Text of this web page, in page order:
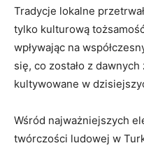
Tradycje lokalne
tylko kulturową
wpływając na
się, co zostało z
kultywowane w
Wśród najważniejszych
twórczości ludowej w